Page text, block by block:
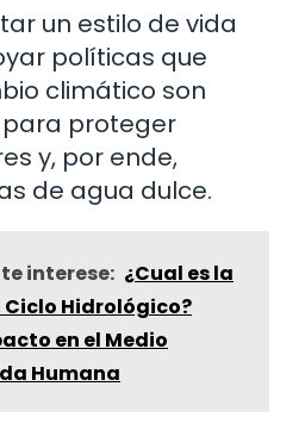
un estilo de vida
políticas que
climático son
proteger
y, por ende,
de agua dulce.
interese: ¿Cual es la
Hidrológico?
en el Medio
Humana